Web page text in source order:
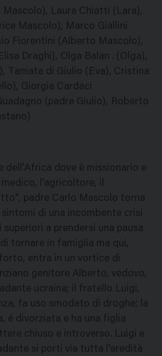
Mascolo), Laura Chiatti (Lara),
Mascolo), Marco Giallini
Fiorentini (Alberto Mascolo),
Draghi), Olga Balan . (Olga),
Tamata di Giulio (Eva), Cristina
Giorgia Cardaci
(padre Giulio), Roberto
dell'Africa dove è missionario e
l'agricoltore, il
padre Carlo Mascolo torna
sintomi di una incombente crisi
a prendersi una pausa
tornare in famiglia ma qui,
entra in un vortice di
genitore Alberto, vedovo,
ucraina; il fratello Luigi,
fa uso smodato di droghe; la
é divorziata e ha una figlia
chiuso e introverso. Luigi e
si porti via tutta l'eredità